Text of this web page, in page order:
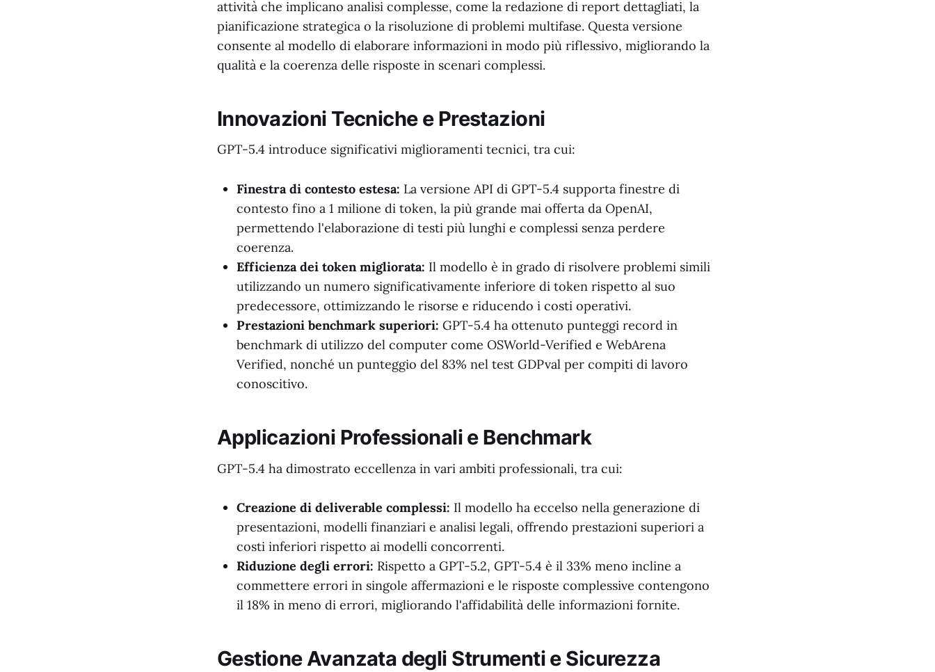
attività che implicano analisi complesse, come la redazione di report dettagliati, la
pianificazione strategica o la risoluzione di problemi multifase. Questa versione
consente al modello di elaborare informazioni in modo più riflessivo, migliorando la
qualità e la coerenza delle risposte in scenari complessi.
Innovazioni Tecniche e Prestazioni
GPT-5.4 introduce significativi miglioramenti tecnici, tra cui:
Finestra di contesto estesa: La versione API di GPT-5.4 supporta finestre di
contesto fino a 1 milione di token, la più grande mai offerta da OpenAI,
permettendo l'elaborazione di testi più lunghi e complessi senza perdere
coerenza.
Efficienza dei token migliorata: Il modello è in grado di risolvere problemi simili
utilizzando un numero significativamente inferiore di token rispetto al suo
predecessore, ottimizzando le risorse e riducendo i costi operativi.
Prestazioni benchmark superiori: GPT-5.4 ha ottenuto punteggi record in
benchmark di utilizzo del computer come OSWorld-Verified e WebArena
Verified, nonché un punteggio del 83% nel test GDPval per compiti di lavoro
conoscitivo.
Applicazioni Professionali e Benchmark
GPT-5.4 ha dimostrato eccellenza in vari ambiti professionali, tra cui:
Creazione di deliverable complessi: Il modello ha eccelso nella generazione di
presentazioni, modelli finanziari e analisi legali, offrendo prestazioni superiori a
costi inferiori rispetto ai modelli concorrenti.
Riduzione degli errori: Rispetto a GPT-5.2, GPT-5.4 è il 33% meno incline a
commettere errori in singole affermazioni e le risposte complessive contengono
il 18% in meno di errori, migliorando l'affidabilità delle informazioni fornite.
Gestione Avanzata degli Strumenti e Sicurezza